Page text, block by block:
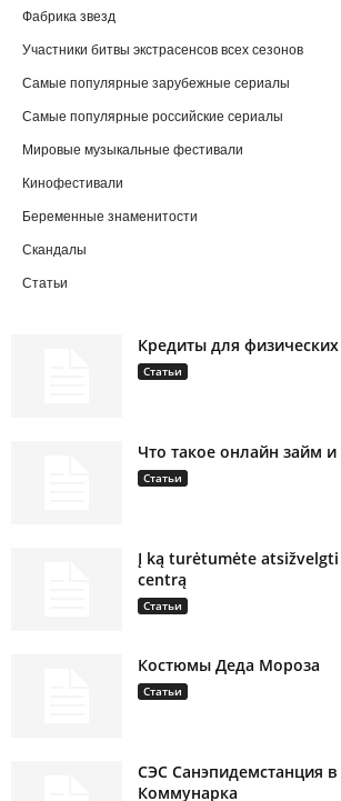
Фабрика звезд
Участники битвы экстрасенсов всех сезонов
Самые популярные зарубежные сериалы
Самые популярные российские сериалы
Мировые музыкальные фестивали
Кинофестивали
Беременные знаменитости
Скандалы
Статьи
Кредиты для
Статьи
Что такое онлайн займ и
Статьи
Į ką turėtumėte
centrą
Статьи
Костюмы Деда Мороза
Статьи
СЭС Санэпидемстанция в
Коммунарка